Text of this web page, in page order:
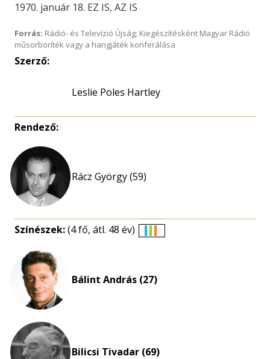
1970. január 18. EZ IS, AZ IS
Forrás: Rádió- és Televízió Újság; Kiegészítésként Magyar Rádió
műsorboríték vagy a hangjáték konferálása
Szerző:
Leslie Poles Hartley
Rendező:
Rácz György (59)
Színészek:(4 fő, átl. 48 év)
Bálint András (27)
Bilicsi Tivadar (69)